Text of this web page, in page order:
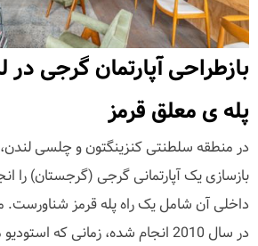
بازطراحی آپارتمان گرجی در
پله ی معلق قرمز
بازسازی یک آپارتمانی گرجی (گرجستان) را
داخلی آن شامل یک راه پله قرمز
در سال 2010 انجام شده، زمانی که